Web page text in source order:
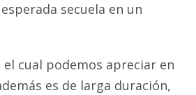
secuela en un
cual podemos apreciar en
es de larga duración,